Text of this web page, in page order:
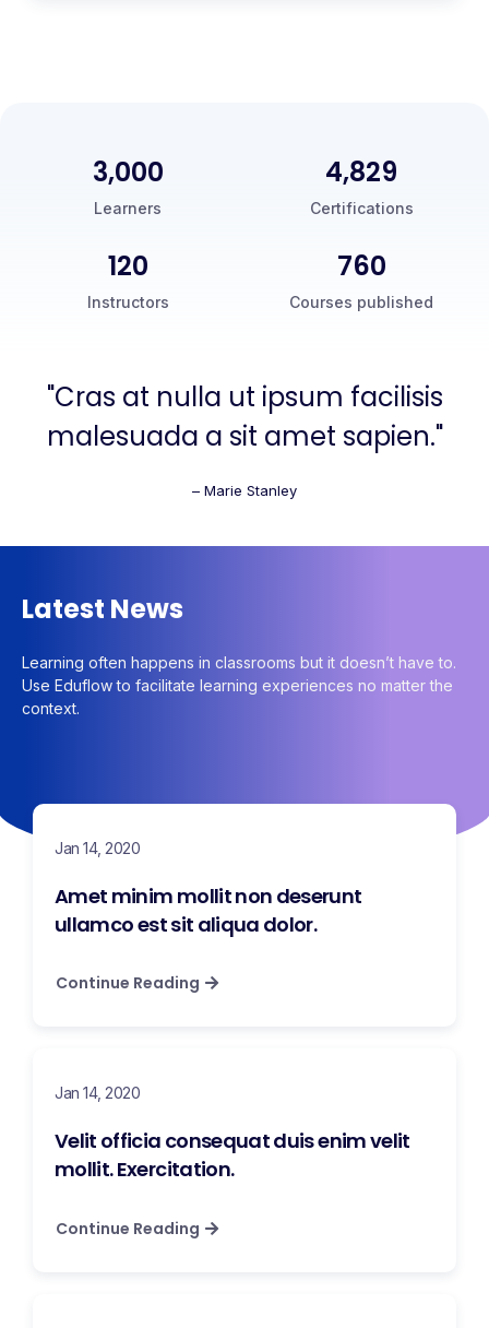
3,000
Learners
5,000
Certifications
120
Instructors
760
Courses published
"Cras at nulla ut ipsum facilisis
malesuada a sit amet sapien."
– Marie Stanley
Latest News
Learning often happens in classrooms but it doesn’t have to.
Use Eduflow to facilitate learning experiences no matter the
context.
Jan 14, 2020
Amet minim mollit non deserunt
ullamco est sit aliqua dolor.
Continue Reading
Jan 14, 2020
Velit officia consequat duis enim velit
mollit. Exercitation.
Continue Reading